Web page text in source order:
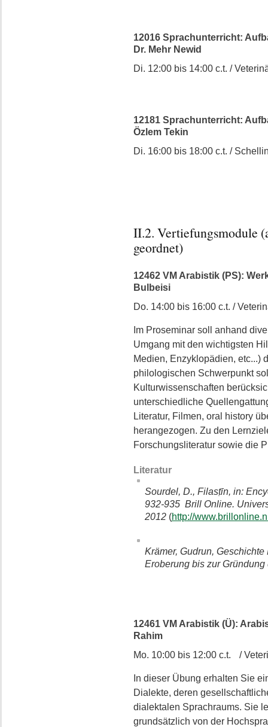
12016 Sprachunterricht:
Dr. Mehr Newid
Di. 12:00 bis 14:00 c.t. /
12181 Sprachunterricht:
Özlem Tekin
Di. 16:00 bis 18:00 c.t. /
II.2. Vertiefungsmodule
geordnet)
12462 VM Arabistik (PS):
Bulbeisi
Do. 14:00 bis 16:00 c.t. /
Im Proseminar soll anhand
Umgang mit den wichtigsten
Medien, Enzyklopädien, etc...)
philologischen Schwerpunkt
Kulturwissenschaften
unterschiedliche
Literatur, Filmen, oral history
herangezogen. Zu den
Forschungsliteratur sowie die
Literatur
Sourdel, D., Filasṭīn, in:
932-935 Brill Online.
2012(http://
Krämer, Gudrun,
Eroberung bis zur
12461 VM Arabistik (Ü):
Rahim
Mo. 10:00 bis 12:00 c.t. /
In dieser Übung erhalten Sie
Dialekte, deren
dialektalen Sprachraums. Sie
grundsätzlich von der